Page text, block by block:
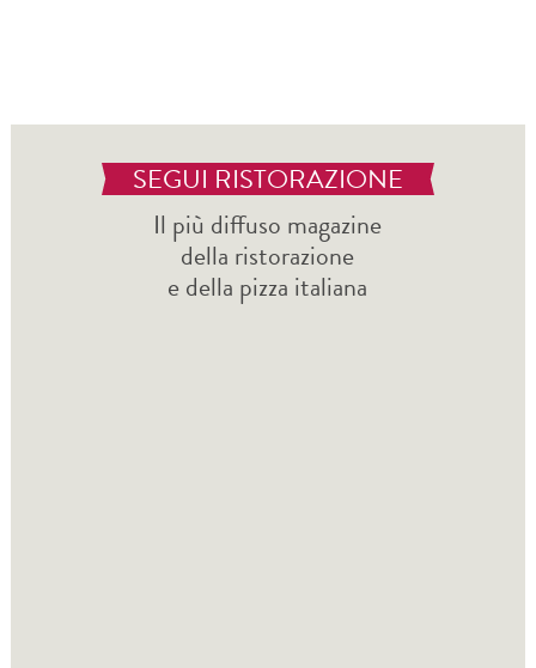
SEGUI RISTORAZIONE
Il più diffuso magazine
della ristorazione
e della pizza italiana